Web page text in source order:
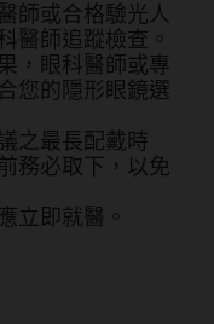
師或合格驗光人
醫師追蹤檢查。
，眼科醫師或專
您的隱形眼鏡選
之最長配戴時
務必取下，以免
立即就醫。